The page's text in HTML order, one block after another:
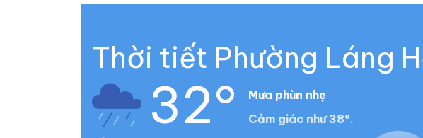
Thời tiết Phường Láng
32°
Mưa phùn nhẹ
Cảm giác như 38°.